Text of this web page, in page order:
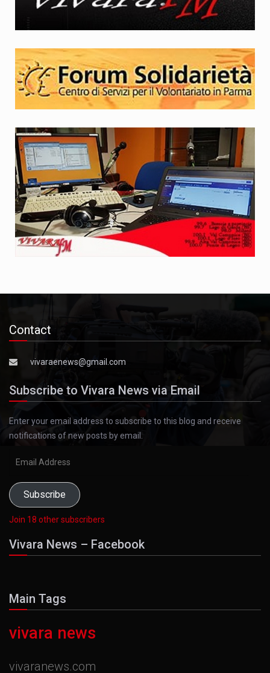
Contact
vivaraenews@gmail.com
Subscribe to Vivara News via Email
Enter your email address to subscribe to this blog and receive
notifications of new posts by email.
Subscribe
Join 18 other subscribers
Vivara News – Facebook
Main Tags
vivara news
vivaranews.com